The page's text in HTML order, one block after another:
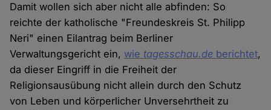
Damit wollen sich aber nicht alle abfinden: So
reichte der katholische "Freundeskreis St. Philipp
Neri" einen Eilantrag beim Berliner
Verwaltungsgericht ein, wie tagesschau.de berichtet,
da dieser Eingriff in die Freiheit der
Religionsausübung nicht allein durch den Schutz
von Leben und körperlicher Unversehrtheit zu